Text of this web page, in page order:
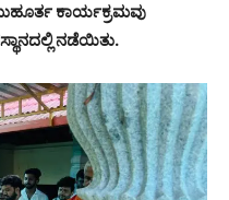
ಕಾರ್ಯಕ್ರಮವು
ನಡೆಯಿತು.